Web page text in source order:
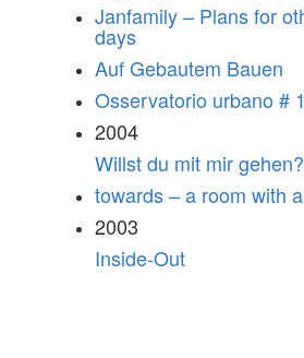
Janfamily – Plans for
days
Auf Gebautem Bauen
Osservatorio urbano # 1
2004
Willst du mit mir gehen?
towards – a room with
2003
Inside-Out